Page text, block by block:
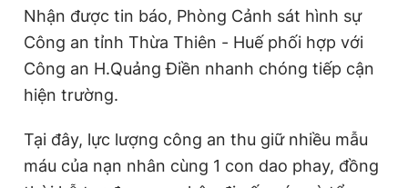
Nhận được tin báo, Phòng Cảnh sát hình sự
Công an tỉnh Thừa Thiên - Huế phối hợp với
Công an H.Quảng Điền nhanh chóng tiếp cận
hiện trường.
Tại đây, lực lượng công an thu giữ nhiều mẫu
máu của nạn nhân cùng 1 con dao phay, đồng